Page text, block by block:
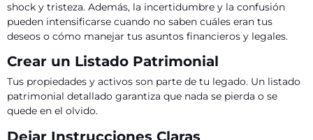
shock y tristeza. Además, la incertidumbre y la confusión
pueden intensificarse cuando no saben cuáles eran tus
deseos o cómo manejar tus asuntos financieros y legales.
Crear un Listado Patrimonial
Tus propiedades y activos son parte de tu legado. Un listado
patrimonial detallado garantiza que nada se pierda o se
quede en el olvido.
Dejar Instrucciones Claras